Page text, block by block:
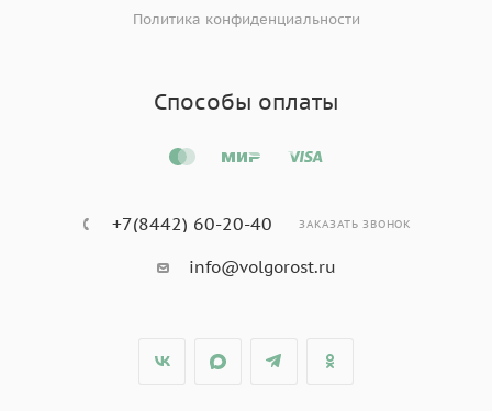
Политика конфиденциальности
Способы оплаты
+7(8442) 60-20-40 ЗАКАЗАТЬ ЗВОНОК
info@volgorost.ru